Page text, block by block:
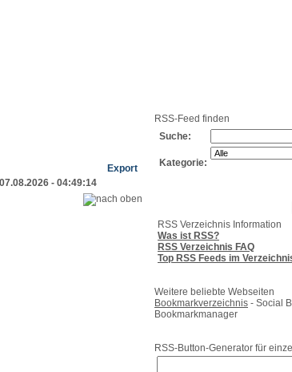
Export
07.08.2026 - 04:49:14
RSS-Feed finden
Suche:
Kategorie:
RSS Verzeichnis Information
Was ist RSS?
RSS Verzeichnis FAQ
Top RSS Feeds im
Weitere beliebte Webseiten
Bookmarkverzeichnis - Social
Bookmarkmanager
RSS-Button-Generator für